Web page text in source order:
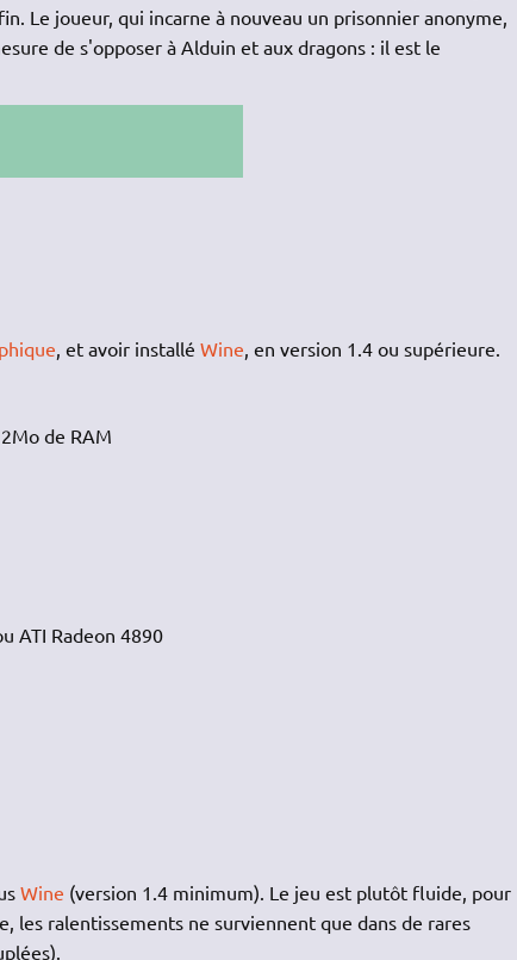
Le joueur, qui incarne à nouveau un prisonnier anonyme,
de s'opposer à Alduin et aux dragons : il est le
, et avoir installé Wine, en version 1.4 ou supérieure.
de RAM
ATI Radeon 4890
Wine (version 1.4 minimum). Le jeu est plutôt fluide, pour
les ralentissements ne surviennent que dans de rares